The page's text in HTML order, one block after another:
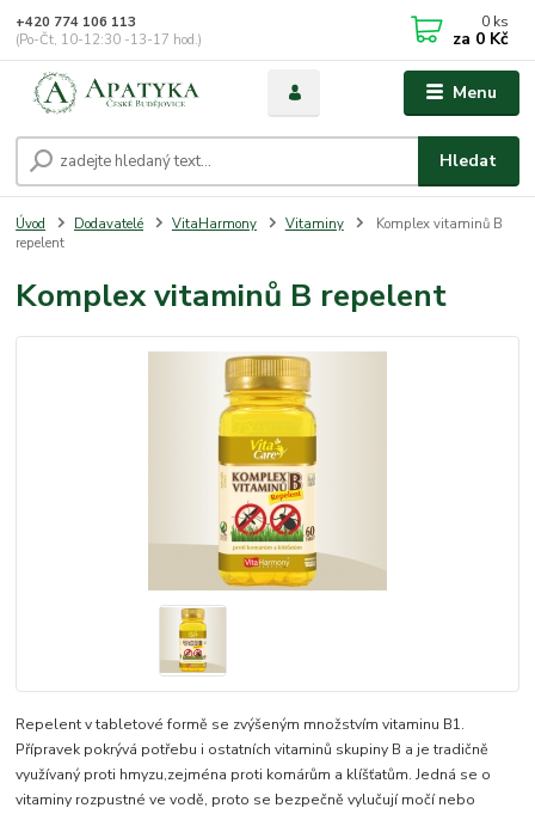
Menu
Hledat
+420 774 106 113
(Po-Čt, 10-12:30 -13-17 hod.)
0 ks
za 0 Kč
Úvod Dodavatelé VitaHarmony Vitaminy
Komplex vitaminů B
repelent
Komplex vitaminů B repelent
Repelent v tabletové formě se zvýšeným množstvím vitaminu B1.
Přípravek pokrývá potřebu i ostatních vitaminů skupiny B a je tradičně
využívaný proti hmyzu,zejména proti komárům a klíšťatům. Jedná se o
vitaminy rozpustné ve vodě, proto se bezpečně vylučují močí nebo